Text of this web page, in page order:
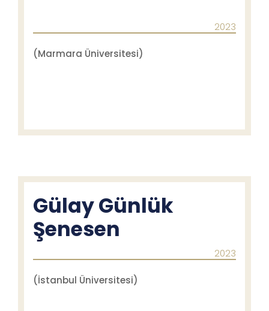
2023
(Marmara Üniversitesi)
Gülay Günlük
Şenesen
2023
(İstanbul Üniversitesi)